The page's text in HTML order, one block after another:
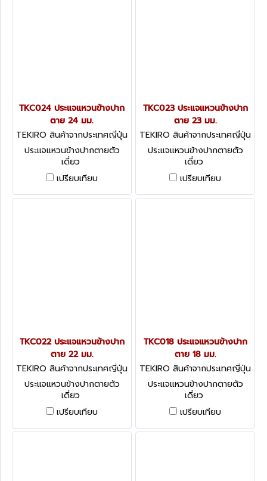
TKC024 ประแจแหวนข้างปาก
ตาย 24 มม.
TEKIRO สินค้าจากประเทศญี่ปุ่น
TKC024
ประแจแหวนข้างปากตายตัว
เดี่ยว
เปรียบเทียบ
TKC023 ประแจแหวนข้างปาก
ตาย 23 มม.
TEKIRO สินค้าจากประเทศญี่ปุ่น
TKC023
ประแจแหวนข้างปากตายตัว
เดี่ยว
เปรียบเทียบ
TKC022 ประแจแหวนข้างปาก
ตาย 22 มม.
TEKIRO สินค้าจากประเทศญี่ปุ่น
TKC022
ประแจแหวนข้างปากตายตัว
เดี่ยว
เปรียบเทียบ
TKC018 ประแจแหวนข้างปาก
ตาย 18 มม.
TEKIRO สินค้าจากประเทศญี่ปุ่น
TKC018
ประแจแหวนข้างปากตายตัว
เดี่ยว
เปรียบเทียบ